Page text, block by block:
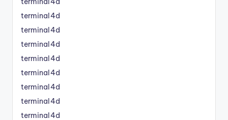
terminal4d
terminal4d
terminal4d
terminal4d
terminal4d
terminal4d
terminal4d
terminal4d